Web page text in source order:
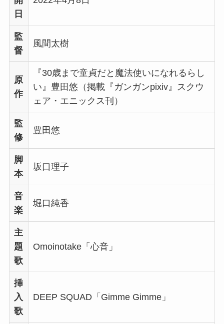
日
監
督
風間太樹
原
作
『30歳まで童貞だと魔法使いになれるらし
い』豊田悠（掲載『ガンガンpixiv』スクウ
ェア・エニックス刊）
監
修
豊田悠
脚
本
坂口理子
音
楽
堀口純香
主
題
歌
Omoinotake「心音」
挿
入
歌
DEEP SQUAD「Gimme Gimme」